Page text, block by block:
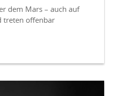
dem Mars – auch auf
treten offenbar